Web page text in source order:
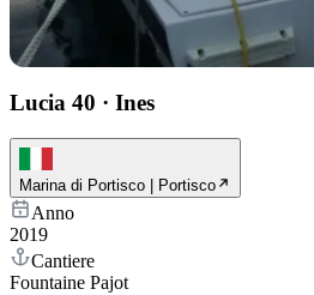
Lucia 40 · Ines
Marina di Portisco | Portisco
Anno
2019
Cantiere
Fountaine Pajot